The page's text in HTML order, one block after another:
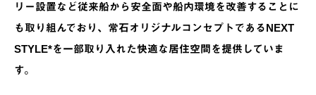
リー設置など従来船から安全面や船内環境を改善することに
も取り組んでおり、常石オリジナルコンセプトであるNEXT
STYLE*を一部取り入れた快適な居住空間を提供していま
す。